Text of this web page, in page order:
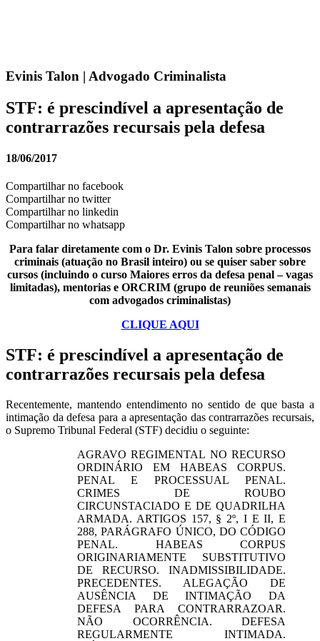
Evinis Talon | Advogado Criminalista
STF: é prescindível a apresentação de
contrarrazões recursais pela defesa
18/06/2017
Compartilhar no facebook
Compartilhar no twitter
Compartilhar no linkedin
Compartilhar no whatsapp
Para falar diretamente com o Dr. Evinis Talon sobre processos
criminais (atuação no Brasil inteiro) ou se quiser saber sobre
cursos (incluindo o curso Maiores erros da defesa penal – vagas
limitadas), mentorias e ORCRIM (grupo de reuniões semanais
com advogados criminalistas)
CLIQUE AQUI
STF: é prescindível a apresentação de
contrarrazões recursais pela defesa
Recentemente, mantendo entendimento no sentido de que basta a
intimação da defesa para a apresentação das contrarrazões recursais,
o Supremo Tribunal Federal (STF) decidiu o seguinte:
AGRAVO REGIMENTAL NO RECURSO
ORDINÁRIO EM HABEAS CORPUS.
PENAL E PROCESSUAL PENAL.
CRIMES DE ROUBO
CIRCUNSTACIADO E DE QUADRILHA
ARMADA. ARTIGOS 157, § 2º, I E II, E
288, PARÁGRAFO ÚNICO, DO CÓDIGO
PENAL. HABEAS CORPUS
ORIGINARIAMENTE SUBSTITUTIVO
DE RECURSO. INADMISSIBILIDADE.
PRECEDENTES. ALEGAÇÃO DE
AUSÊNCIA DE INTIMAÇÃO DA
DEFESA PARA CONTRARRAZOAR.
NÃO OCORRÊNCIA. DEFESA
REGULARMENTE INTIMADA.